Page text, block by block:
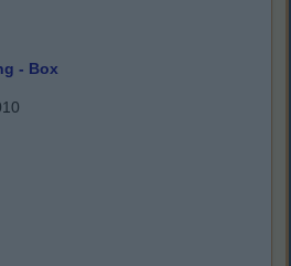
- Box